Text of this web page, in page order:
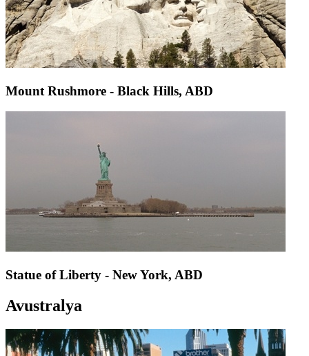
Mount Rushmore - Black Hills, ABD
Statue of Liberty - New York, ABD
Avustralya